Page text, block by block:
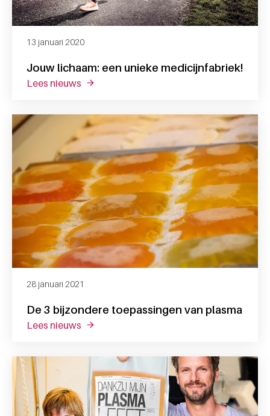
Jouw lichaam: een unieke medicijnfabriek!
13 januari 2020
lees nieuws over jouw lichaam: een unieke
De 3 bijzondere toepassingen van plasma
28 januari 2021
lees nieuws over de 3 bijzondere toepassingen van